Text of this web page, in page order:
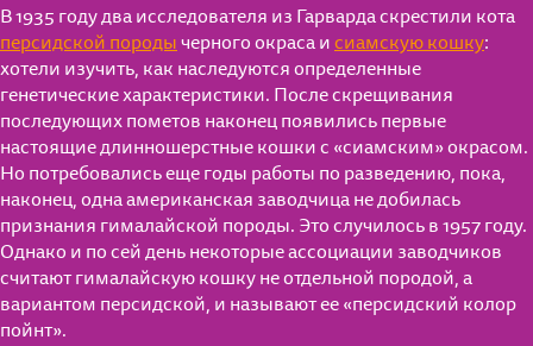
В 1935 году два исследователя из Гарварда скрестили кота
персидской породычерного окраса исиамскую кошку:
хотели изучить, как наследуются определенные
генетические характеристики. После скрещивания
последующих пометов наконец появились первые
настоящие длинношерстные кошки с «сиамским» окрасом.
Но потребовались еще годы работы по разведению, пока,
наконец, одна американская заводчица не добилась
признания гималайской породы. Это случилось в 1957 году.
Однако и по сей день некоторые ассоциации заводчиков
считают гималайскую кошку не отдельной породой, а
вариантом персидской, и называют ее «персидский колор
пойнт».